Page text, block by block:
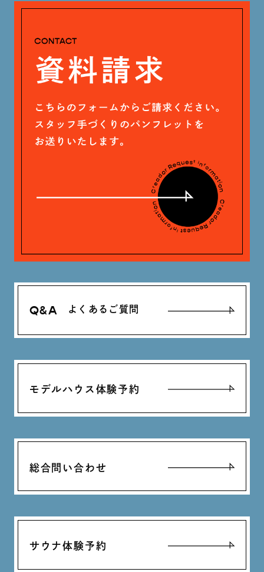
戸田 好紀 (81)
木村 珠梨音 (101)
神定 龍杜 (13)
Q&A よくあるご質問
モデルハウス体験予約
総合問い合わせ
サウナ体験予約